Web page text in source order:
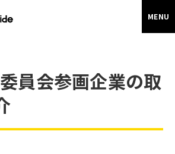
MENU
員会参画企業の取